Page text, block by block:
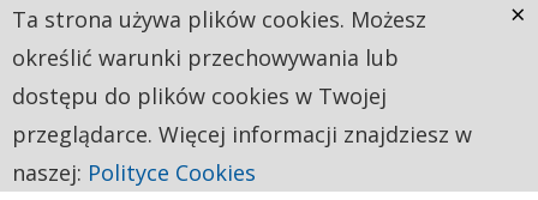
Ta strona używa plików cookies. Możesz
określić warunki przechowywania lub
dostępu do plików cookies w Twojej
przeglądarce. Więcej informacji znajdziesz w
naszej: Polityce Cookies
×